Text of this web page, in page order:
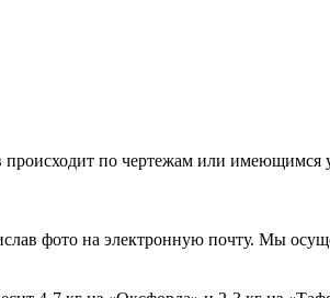
по чертежам или
фото на электронную почту. Мы